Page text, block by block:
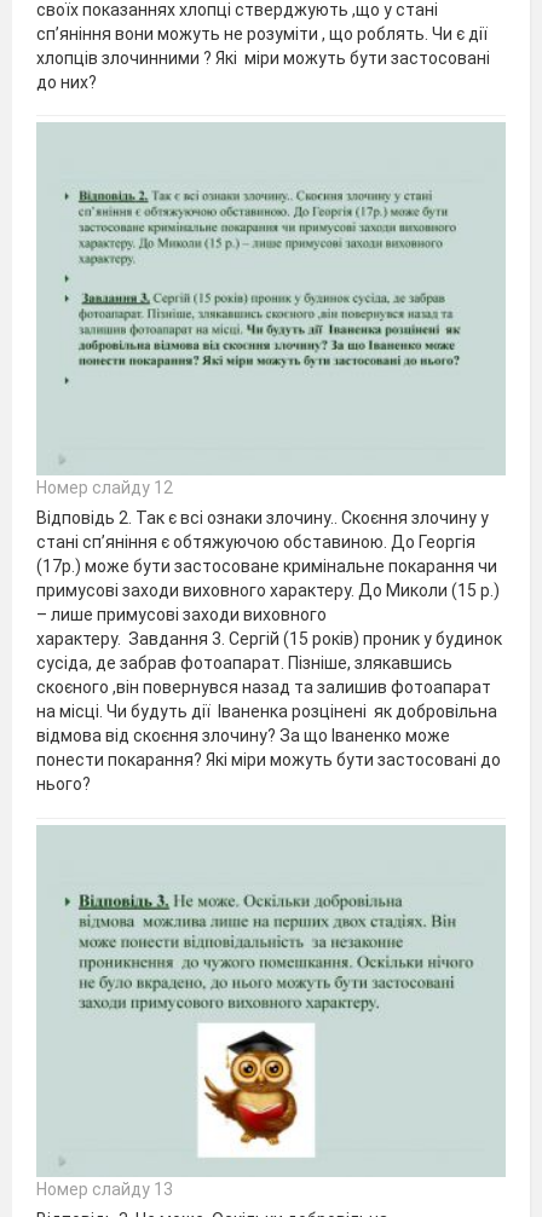
своїх показаннях хлопці стверджують ,що у стані
сп’яніння вони можуть не розуміти , що роблять. Чи є дії
хлопців злочинними ? Які міри можуть бути застосовані
до них?
Номер слайду 12
Відповідь 2. Так є всі ознаки злочину.. Скоєння злочину у
стані сп’яніння є обтяжуючою обставиною. До Георгія
(17р.) може бути застосоване кримінальне покарання чи
примусові заходи виховного характеру. До Миколи (15 р.)
– лише примусові заходи виховного
характеру. Завдання 3. Сергій (15 років) проник у будинок
сусіда, де забрав фотоапарат. Пізніше, злякавшись
скоєного ,він повернувся назад та залишив фотоапарат
на місці. Чи будуть дії Іваненка розцінені як добровільна
відмова від скоєння злочину? За що Іваненко може
понести покарання? Які міри можуть бути застосовані до
нього?
Номер слайду 13